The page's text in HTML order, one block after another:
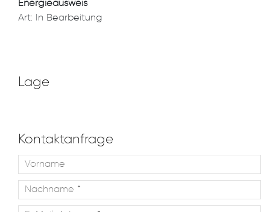
Energieausweis
Art: In Bearbeitung
Lage
Kontaktanfrage